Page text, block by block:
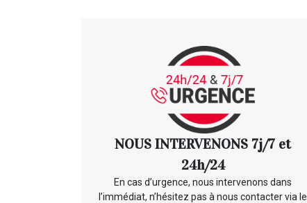
NOUS INTERVENONS 7j/7 et
24h/24
En cas d’urgence, nous intervenons dans
l’immédiat, n’hésitez pas à nous contacter via le